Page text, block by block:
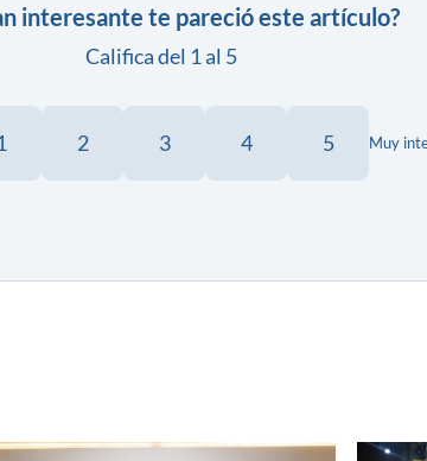
interesante te pareció este artículo?
Califica del 1 al 5
2 3 4 5 Muy